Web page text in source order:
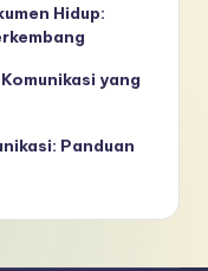
Hidup:
yang
Panduan